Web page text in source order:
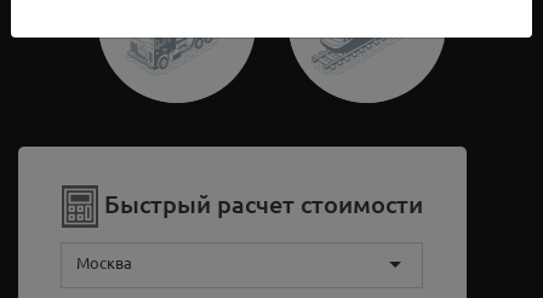
Быстрый расчет стоимости
Москва